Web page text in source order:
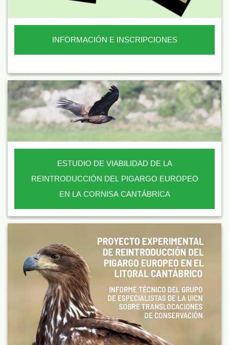
INFORMACIÓN E INSCRIPCIONES
ESTUDIO DE VIABILIDAD DE LA
REINTRODUCCIÓN DEL PIGARGO EUROPEO
EN LA CORNISA CANTÁBRICA